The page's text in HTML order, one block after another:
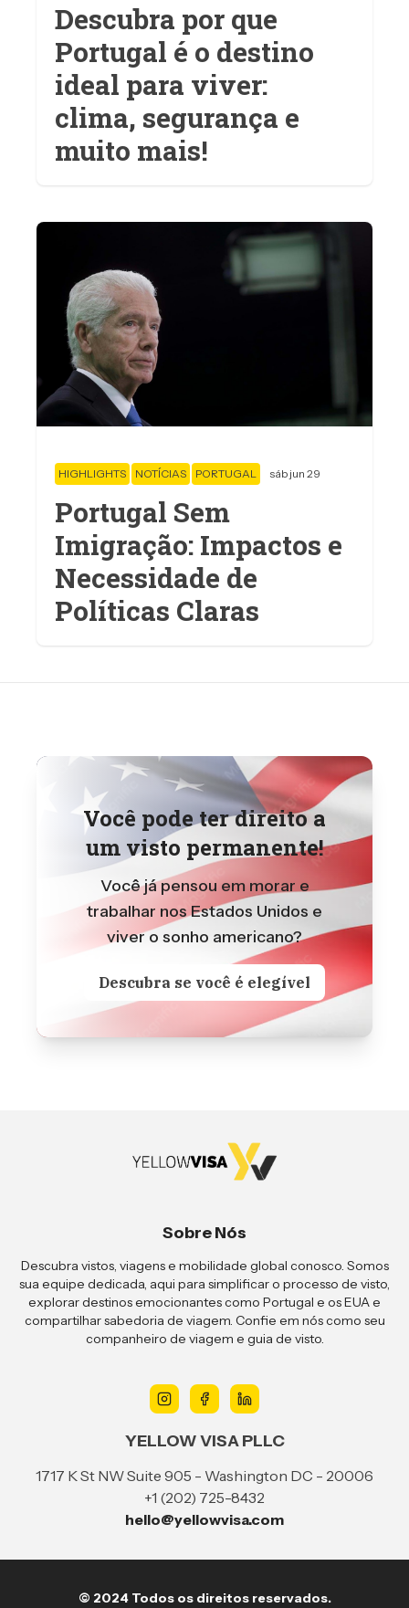
Descubra por que
Portugal é o destino
ideal para viver:
clima, segurança e
muito mais!
HIGHLIGHTS NOTÍCIAS PORTUGAL sáb jun 29
Portugal Sem
Imigração: Impactos e
Necessidade de
Políticas Claras
Você pode ter direito a
um visto permanente!
Você já pensou em morar e
trabalhar nos Estados Unidos e
viver o sonho americano?
Descubra se você é elegível
Sobre Nós
Descubra vistos, viagens e mobilidade global conosco. Somos
sua equipe dedicada, aqui para simplificar o processo de visto,
explorar destinos emocionantes como Portugal e os EUA e
compartilhar sabedoria de viagem. Confie em nós como seu
companheiro de viagem e guia de visto.
YELLOW VISA PLLC
1717 K St NW Suite 905 - Washington DC - 20006
+1 (202) 725-8432
hello@yellowvisa.com
© 2024 Todos os direitos reservados.